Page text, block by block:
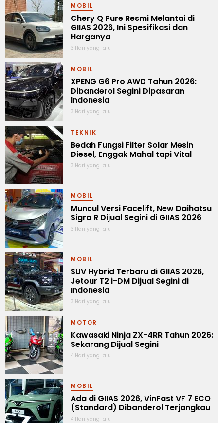
MOBIL
Chery Q Pure Resmi Melantai di
GIIAS 2026, Ini Spesifikasi dan
Harganya
3 Hari yang lalu
MOBIL
XPENG G6 Pro AWD Tahun 2026:
Dibanderol Segini Dipasaran
Indonesia
3 Hari yang lalu
TEKNIK
Bedah Fungsi Filter Solar Mesin
Diesel, Enggak Mahal tapi Vital
3 Hari yang lalu
MOBIL
Muncul Versi Facelift, New Daihatsu
Sigra R Dijual Segini di GIIAS 2026
3 Hari yang lalu
MOBIL
SUV Hybrid Terbaru di GIIAS 2026,
Jetour T2 i-DM Dijual Segini di
Indonesia
3 Hari yang lalu
MOTOR
Kawasaki Ninja ZX-4RR Tahun 2026:
Sekarang Dijual Segini
4 Hari yang lalu
MOBIL
Ada di GIIAS 2026, VinFast VF 7 ECO
(Standard) Dibanderol Terjangkau
4 Hari yang lalu